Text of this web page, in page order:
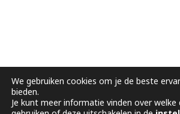
We gebruiken cookies om je de beste
bieden.
Je kunt meer informatie vinden over welke